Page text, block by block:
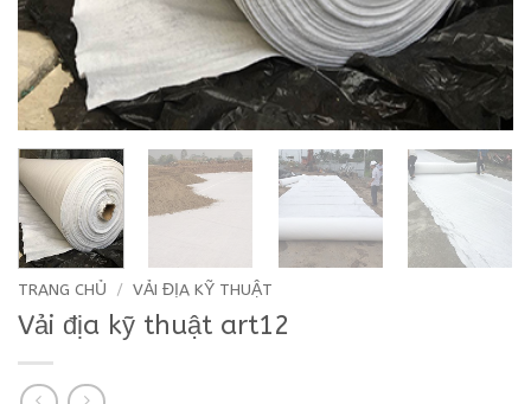
TRANG CHỦ / VẢI ĐỊA KỸ THUẬT
Vải địa kỹ thuật art12